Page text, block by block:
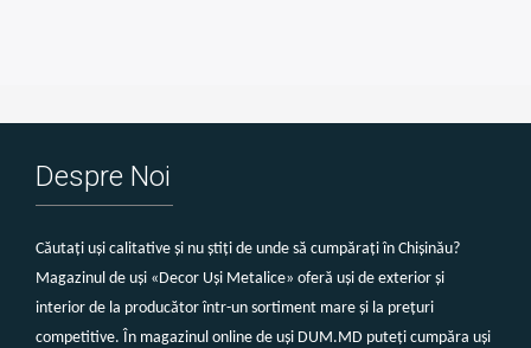
Despre Noi
Căutați uși calitative și nu știți de unde să cumpărați în Chișinău?
Magazinul de uși «Decor Uși Metalice» oferă uși de exterior și
interior de la producător într-un sortiment mare și la prețuri
competitive. În magazinul online de uși DUM.MD puteți cumpăra uși